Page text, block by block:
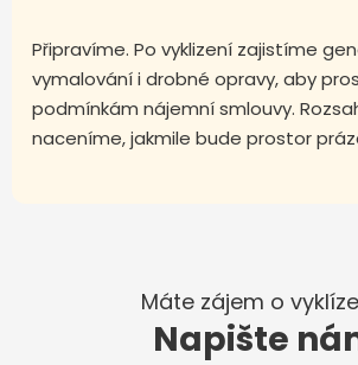
Připravíme. Po vyklizení zajistíme
vymalování i drobné opravy, aby
podmínkám nájemní smlouvy.
naceníme, jakmile bude prostor
Máte zájem o
Napište